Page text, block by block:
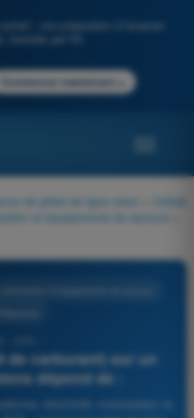
: une préparation à l'examen
Commencer maintenant
de pilote de ligne avion
Cellule
et équipements de secours
de carburant) sur un
dépend de :